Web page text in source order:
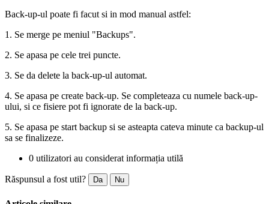
Back-up-ul poate fi facut si in mod manual astfel:
1. Se merge pe meniul "Backups".
2. Se apasa pe cele trei puncte.
3. Se da delete la back-up-ul automat.
4. Se apasa pe create back-up. Se completeaza cu numele back-up-
ului, si ce fisiere pot fi ignorate de la back-up.
5. Se apasa pe start backup si se asteapta cateva minute ca backup-ul
sa se finalizeze.
0 utilizatori au considerat informația utilă
Răspunsul a fost util? Da Nu